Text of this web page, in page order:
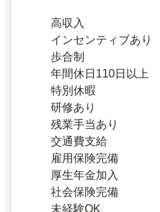
高収入
インセンティブあり
歩合制
年間休日110日以上
特別休暇
研修あり
残業手当あり
交通費支給
雇用保険完備
厚生年金加入
社会保険完備
未経験OK